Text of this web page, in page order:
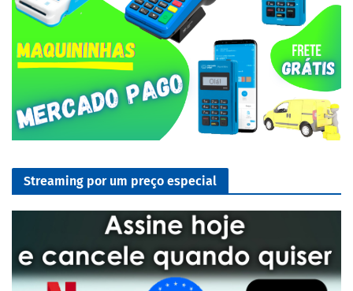
Streaming por um preço especial